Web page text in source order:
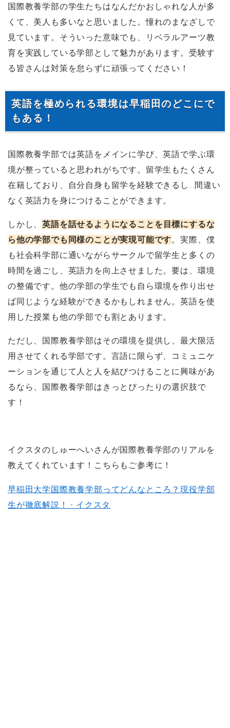
国際教養学部の学生たちはなんだかおしゃれな人が多
くて、美人も多いなと思いました。憧れのまなざしで
見ています。そういった意味でも、リベラルアーツ教
育を実践している学部として魅力があります。受験す
る皆さんは対策を怠らずに頑張ってください！
英語を極められる環境は早稲田のどこにで
もある！
国際教養学部では英語をメインに学び、英語で学ぶ環
境が整っていると思われがちです。留学生もたくさん
在籍しており、自分自身も留学を経験できるし...間違い
なく英語力を身につけることができます。
しかし、英語を話せるようになることを目標にするな
ら他の学部でも同様のことが実現可能です。実際、僕
も社会科学部に通いながらサークルで留学生と多くの
時間を過ごし、英語力を向上させました。要は、環境
の整備です。他の学部の学生でも自ら環境を作り出せ
ば同じような経験ができるかもしれません。英語を使
用した授業も他の学部でも割とあります。
ただし、国際教養学部はその環境を提供し、最大限活
用させてくれる学部です。言語に限らず、コミュニケ
ーションを通じて人と人を結びつけることに興味があ
るなら、国際教養学部はきっとぴったりの選択肢で
す！
イクスタのしゅーへいさんが国際教養学部のリアルを
教えてくれています！こちらもご参考に！
早稲田大学国際教養学部ってどんなところ？現役学部
生が徹底解説！ - イクスタ